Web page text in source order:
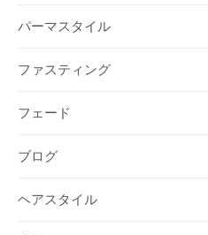
パーマスタイル
ファスティング
フェード
ブログ
ヘアスタイル